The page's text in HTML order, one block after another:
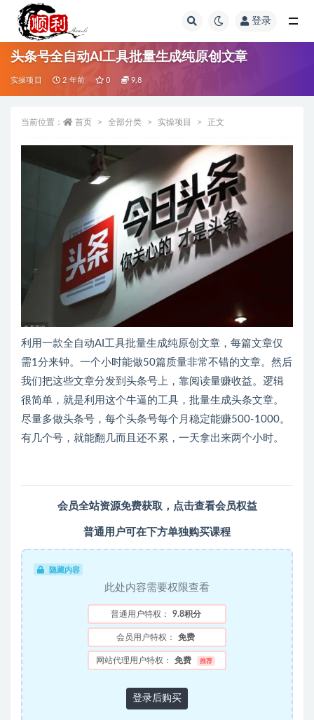
登录
头条号全自动AI工具批量生成纯原创文章
实操项目 2 年前 0 9.8
当前位置： 首页 全部分类 实操项目 正文
利用一款全自动AI工具批量生成纯原创文章，每篇文章仅
需1分来钟。一个小时能做50篇质量非常不错的文章。然后
我们把这些文章分发到头条号上，靠阅读量赚收益。逻辑
很简单，就是利用这个牛逼的工具，批量生成头条文章。
尽量多做头条号，每个头条号每个月稳定能赚500-1000。
有几个号，就能翻几而且还不累，一天拿出来两个小时。
会员全站资源免费获取， 点击查看会员权益
普通用户可在下方单独购买课程
隐藏内容
此处内容需要权限查看
普通用户特权： 9.8积分
会员用户特权： 免费
网站代理用户特权： 免费 推荐
登录后购买
全部